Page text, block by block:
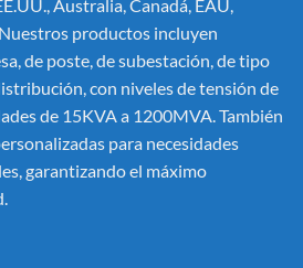
Australia, Canadá, EAU,
productos incluyen
de poste, de subestación, de tipo
con niveles de tensión de
de 15KVA a 1200MVA. También
para necesidades
garantizando el máximo